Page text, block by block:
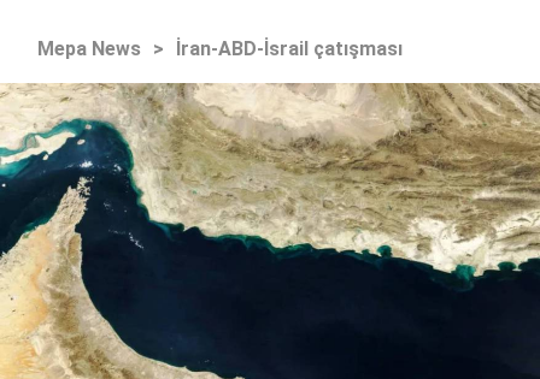
Mepa News > İran-ABD-İsrail çatışması